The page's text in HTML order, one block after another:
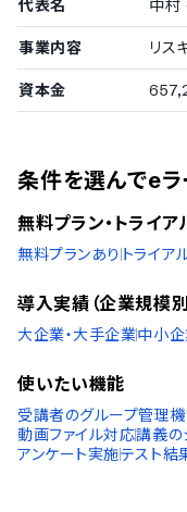
韓国語
ノルウェー語
ポルトガル語
スペイン語
ブルガリア語
チェコ語
ポーランド語
ベトナム語
代表名 中村
事業内容 リス
資本金
条件を選んでe
無料プラン・トライア
無料プランあり トライア
導入実績（企業規模別
大企業・大手企業中小
使いたい機能
受講者のグループ管理
動画ファイル対応講義の
アンケート実施テスト結